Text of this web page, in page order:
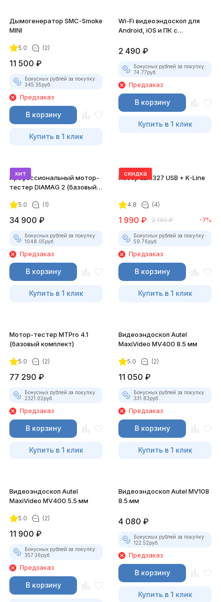
Дымогенератор SMC-Smoke
MINI
5.0 (2)
11 500 ₽
Бонусных рублей за покупку:
345.35руб.
Предзаказ
В корзину
Купить в 1 клик
Wi-Fi видеоэндоскоп для
Android, iOS и ПК с
2 490 ₽
Бонусных рублей за покупку:
74.77руб.
Предзаказ
В корзину
Купить в 1 клик
хит
Профессиональный мотор-
тестер DIAMAG 2 (базовый
5.0 (1)
34 900 ₽
Бонусных рублей за покупку:
1048.05руб.
Предзаказ
В корзину
Купить в 1 клик
скидка
Набор ELM327 USB + K-Line
4.8 (4)
1 990 ₽ 2 140 ₽ -7%
Бонусных рублей за покупку:
59.76руб.
Предзаказ
В корзину
Купить в 1 клик
Мотор-тестер MTPro 4.1
(базовый комплект)
5.0 (2)
77 290 ₽
Бонусных рублей за покупку:
2321.02руб.
Предзаказ
В корзину
Купить в 1 клик
Видеоэндоскоп Autel
MaxiVideo MV400 8.5 мм
5.0 (2)
11 050 ₽
Бонусных рублей за покупку:
331.83руб.
Предзаказ
В корзину
Купить в 1 клик
Видеоэндоскоп Autel
MaxiVideo MV400 5.5 мм
5.0 (2)
11 900 ₽
Бонусных рублей за покупку:
357.36руб.
Предзаказ
В корзину
Видеоэндоскоп Autel MV108
8.5 мм
4 080 ₽
Бонусных рублей за покупку:
122.52руб.
Предзаказ
В корзину
Купить в 1 клик